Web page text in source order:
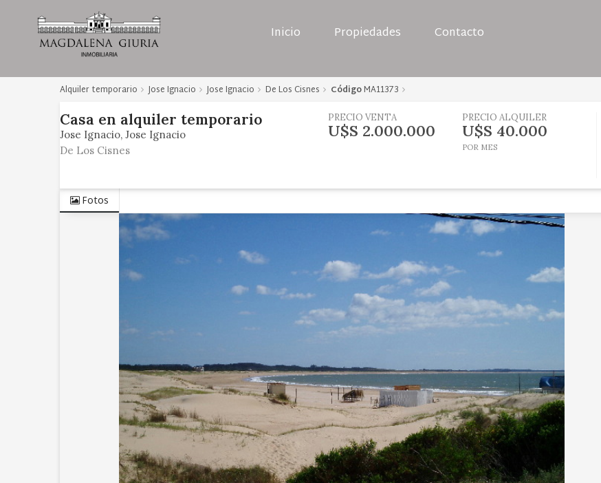
Inicio Propiedades Contacto
Alquiler temporario Jose Ignacio Jose Ignacio De Los Cisnes CódigoMA11373
Casa en alquiler temporario
Jose Ignacio Jose Ignacio
De Los Cisnes
PRECIO VENTA
U$S 2.000.000
PRECIO ALQUILER
U$S 40.000
POR MES
Fotos